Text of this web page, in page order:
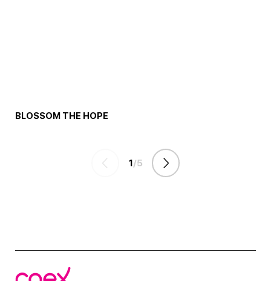
BLOSSOM THE HOPE
1 5
코